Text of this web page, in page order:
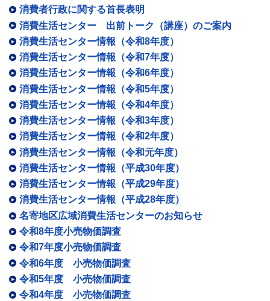
消費者行政に関する首長表明
消費生活センター 出前トーク（講座）のご案内
消費生活センター情報（令和8年度）
消費生活センター情報（令和7年度）
消費生活センター情報（令和6年度）
消費生活センター情報（令和5年度）
消費生活センター情報（令和4年度）
消費生活センター情報（令和3年度）
消費生活センター情報（令和2年度）
消費生活センター情報（令和元年度）
消費生活センター情報（平成30年度）
消費生活センター情報（平成29年度）
消費生活センター情報（平成28年度）
名寄地区広域消費生活センターのお知らせ
令和8年度小売物価調査
令和7年度小売物価調査
令和6年度 小売物価調査
令和5年度 小売物価調査
令和4年度 小売物価調査